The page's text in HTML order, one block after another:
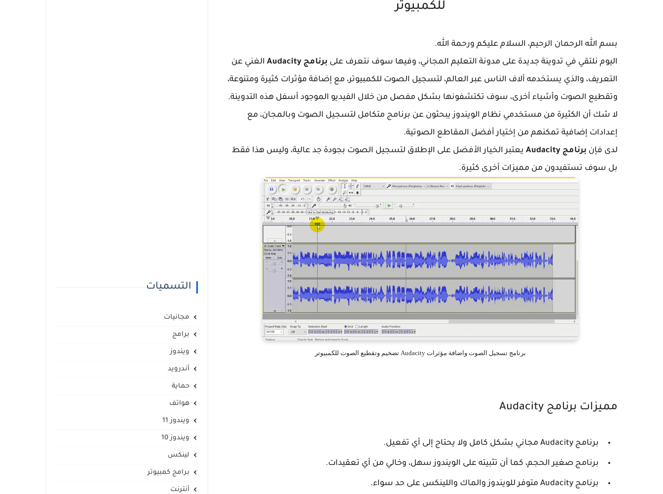
للكمبيوتر
بسم الله الرحمان الرحيم، السلام عليكم ورحمة الله.
اليوم نلتقي في تدوينة جديدة على مدونة التعليم المجاني، وفيها سوف نتعرف على برنامج Audacity
الغني عن
التعريف، والذي يستخدمه ألاف الناس عبر العالم، لتسجيل الصوت للكمبيوتر، مع إضافة مؤثرات كثيرة ومتنوعة،
وتقطيع الصوت وأشياء أخرى، سوف تكتشفونها بشكل مفصل من خلال الفيديو الموجود أسفل هذه التدوينة.
لا شك أن الكثيرة من مستخدمي نظام الويندوز يبحثون عن برنامج متكامل لتسجيل الصوت وبالمجان، مع
إعدادات إضافية تمكنهم من إختيار أفضل المقاطع الصوتية.
لدى فإن برنامج Audacity
يعتبر الخيار الأفضل على الإطلاق لتسجيل الصوت بجودة جد عالية، وليس هذا فقط
بل سوف تستفيدون من مميزات أخرى كثيرة.
برنامج تسجيل الصوت واضافة مؤثرات Audacity تضخيم وتقطيع الصوت للكمبيوتر
مميزات برنامج Audacity
برنامج Audacity مجاني بشكل كامل ولا يحتاج إلى أي تفعيل.
برنامج صغير الحجم، كما أن تثبيته على الويندوز سهل، وخالي من أي تعقيدات.
برنامج Audacity متوفر للويندوز والماك واللينكس على حد سواء.
التسميات
مجانيات
برامج
ويندوز
أندرويد
حماية
هواتف
ويندوز 11
ويندوز 10
لينكس
برامج كمبيوتر
أنترنت